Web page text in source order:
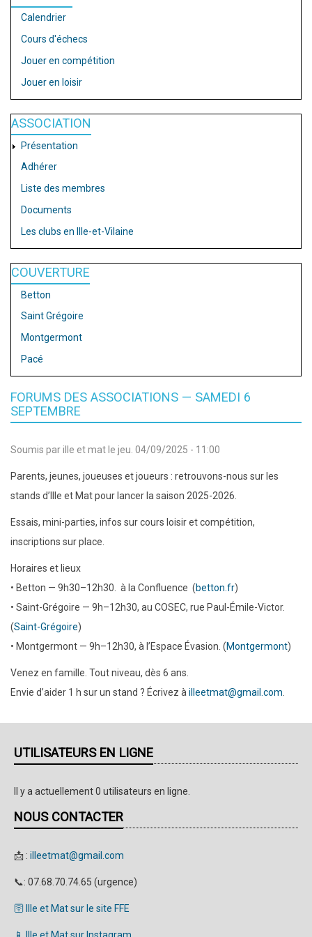
Calendrier
Cours d'échecs
Jouer en compétition
Jouer en loisir
ASSOCIATION
Présentation
Adhérer
Liste des membres
Documents
Les clubs en Ille-et-Vilaine
COUVERTURE
Betton
Saint Grégoire
Montgermont
Pacé
FORUMS DES ASSOCIATIONS — SAMEDI 6
SEPTEMBRE
Soumis parille et mat le jeu. 04/09/2025 - 11:00
Parents, jeunes, joueuses et joueurs : retrouvons-nous sur les
stands d’Ille et Mat pour lancer la saison 2025-2026.
Essais, mini-parties, infos sur cours loisir et compétition,
inscriptions sur place.
Horaires et lieux
• Betton — 9h30–12h30. à la Confluence (betton.fr)
• Saint-Grégoire — 9h–12h30, au COSEC, rue Paul-Émile-Victor.
(Saint-Grégoire)
• Montgermont — 9h–12h30, à l’Espace Évasion. (Montgermont)
Venez en famille. Tout niveau, dès 6 ans.
Envie d’aider 1 h sur un stand ? Écrivez à illeetmat@gmail.com
UTILISATEURS EN LIGNE
Il y a actuellement 0 utilisateurs en ligne.
NOUS CONTACTER
📩 : illeetmat@gmail.com
📞: 07.68.70.74.65 (urgence)
🛜 Ille et Mat sur le site FFE